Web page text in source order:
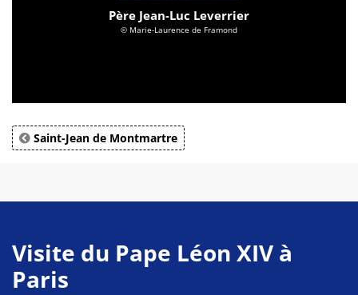
Père Jean-Luc Leverrier
© Marie-Laurence de Framond
Saint-Jean de Montmartre
Visite du Pape Léon XIV à
Paris